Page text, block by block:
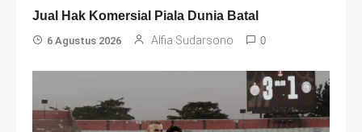
Jual Hak Komersial Piala Dunia Batal
6 Agustus 2026 Alfia Sudarsono 0